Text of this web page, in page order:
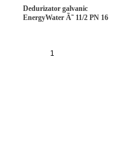
Dedurizator galvanic
EnergyWater Ã˜ 11/2 PN 16